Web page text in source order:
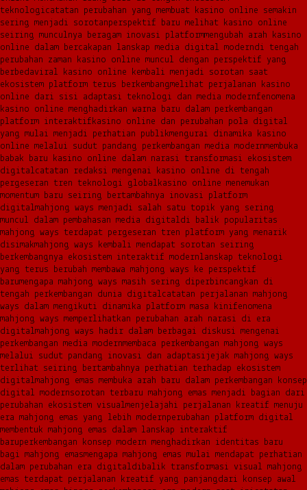
teknologicatatan perubahan yang membuat kasino online semakin
sering menjadi sorotanperspektif baru melihat kasino online
seiring munculnya beragam inovasi platformmengubah arah kasino
online dalam bercakapan lanskap media digital moderndi tengah
perubahan zaman kasino online muncul dengan perspektif yang
berbedaviral kasino online kembali menjadi sorotan saat
ekosistem platform terus berkembangmelihat perjalanan kasino
online dari sisi adaptasi teknologi dan media modernfenomena
kasino online menghadirkan warna baru dalam perkembangan
platform interaktif kasino online dan perubahan pola digital
yang mulai menjadi perhatian publikmengurai dinamika kasino
online melalui sudut pandang perkembangan media modernmembuka
babak baru kasino online dalam narasi transformasi ekosistem
digitalcatatan redaksi mengenai kasino online di tengah
pergeseran tren teknologi global kasino online menemukan
momentum baru seiring bertambahnya inovasi platform
digitalmahjong ways menjadi salah satu topik yang sering
muncul dalam pembahasan media digitaldi balik popularitas
mahjong ways terdapat pergeseran tren platform yang menarik
disimakmahjong ways kembali mendapat sorotan seiring
berkembangnya ekosistem interaktif modernlanskap teknologi
yang terus berubah membawa mahjong ways ke perspektif
barumengapa mahjong ways masih sering diperbincangkan di
tengah perkembangan dunia digitalcatatan perjalanan mahjong
ways dalam mengikuti dinamika platform masa kinifenomena
mahjong ways memperlihatkan perubahan arah narasi di era
digitalmahjong ways hadir dalam berbagai diskusi mengenai
perkembangan media modernmembaca perkembangan mahjong ways
melalui sudut pandang inovasi dan adaptasijejak mahjong ways
terlihat seiring bertambahnya perhatian terhadap ekosistem
digitalmahjong emas membuka arah baru dalam perkembangan konsep
digital modernsorotan terbaru mahjong emas menjadi bagian dari
perubahan ekosistem visualmenjelajahi perjalanan kreatif menuju
era mahjong emas yang lebih modernperubahan platform digital
membentuk mahjong emas dalam lanskap interaktif
baruperkembangan konsep modern menghadirkan identitas baru
bagi mahjong emasmengapa mahjong emas mulai mendapat perhatian
dalam perubahan era digitaldibalik transformasi visual mahjong
emas terdapat perjalanan kreatif yang panjangdari konsep awal